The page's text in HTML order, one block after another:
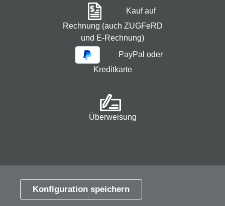
Konfiguration speichern
Kauf auf
Rechnung (auch ZUGFeRD
und E-Rechnung)
PayPal oder
Kreditkarte
Überweisung
Versandkosten
und ggf. Nachnahmegebühren, wenn
nicht anders angegeben.